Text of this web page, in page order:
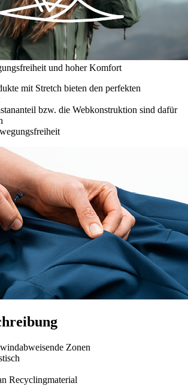
und hoher Komfort
mit Stretch bieten den perfekten
bzw. die Webkonstruktion sind dafür
Zonen
Recyclingmaterial